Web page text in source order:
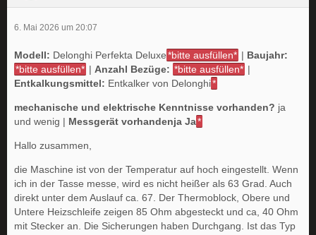
6. Mai 2026 um 20:07
Modell: Delonghi Perfekta Deluxe*bitte ausfüllen* | Baujahr:
*bitte ausfüllen* | Anzahl Bezüge: *bitte ausfüllen* |
Entkalkungsmittel: Entkalker von Delonghi*
mechanische und elektrische Kenntnisse vorhanden? ja
und wenig | Messgerät vorhandenja Ja*
Hallo zusammen,
die Maschine ist von der Temperatur auf hoch eingestellt. Wenn
ich in der Tasse messe, wird es nicht heißer als 63 Grad. Auch
direkt unter dem Auslauf ca. 67. Der Thermoblock, Obere und
Untere Heizschleife zeigen 85 Ohm abgesteckt und ca, 40 Ohm
mit Stecker an. Die Sicherungen haben Durchgang. Ist das Typ